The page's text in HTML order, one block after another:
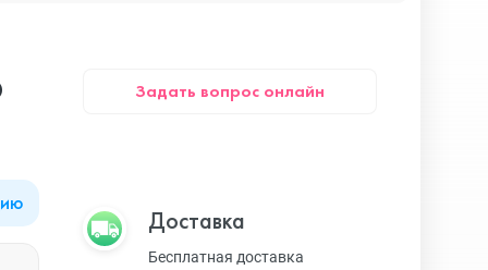
Apple Watch Series 9
Задать вопрос онлайн
Доставка
Бесплатная доставка